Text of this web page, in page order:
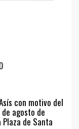
con motivo del
agosto de
de Santa